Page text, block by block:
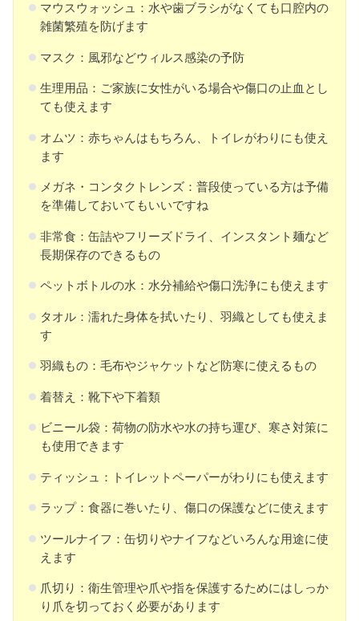
マウスウォッシュ：水や歯ブラシがなくても口腔内の
雑菌繁殖を防げます
マスク：風邪などウィルス感染の予防
生理用品：ご家族に女性がいる場合や傷口の止血とし
ても使えます
オムツ：赤ちゃんはもちろん、トイレがわりにも使え
ます
メガネ・コンタクトレンズ：普段使っている方は予備
を準備しておいてもいいですね
非常食：缶詰やフリーズドライ、インスタント麺など
長期保存のできるもの
ペットボトルの水：水分補給や傷口洗浄にも使えます
タオル：濡れた身体を拭いたり、羽織としても使えま
す
羽織もの：毛布やジャケットなど防寒に使えるもの
着替え：靴下や下着類
ビニール袋：荷物の防水や水の持ち運び、寒さ対策に
も使用できます
ティッシュ：トイレットペーパーがわりにも使えます
ラップ：食器に巻いたり、傷口の保護などに使えます
ツールナイフ：缶切りやナイフなどいろんな用途に使
えます
爪切り：衛生管理や爪や指を保護するためにはしっか
り爪を切っておく必要があります